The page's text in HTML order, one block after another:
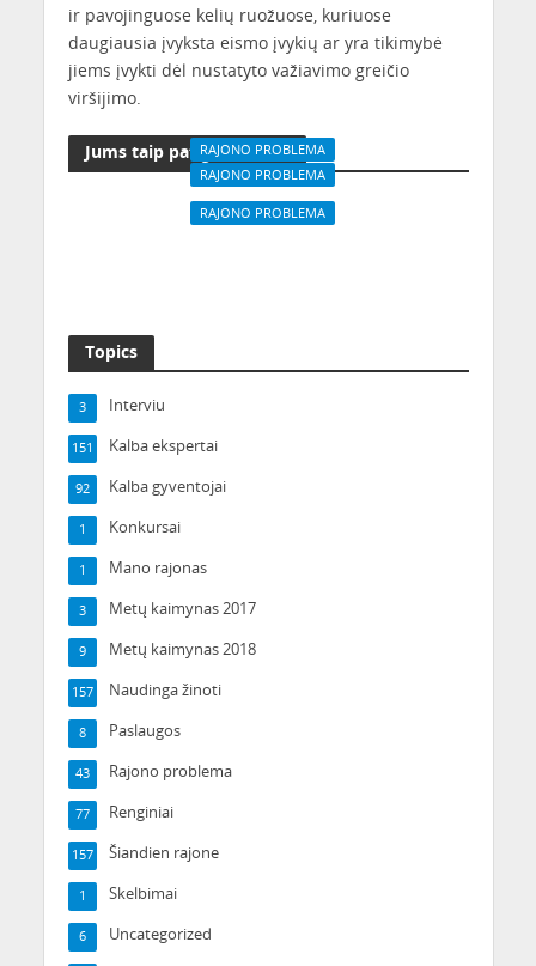
ir pavojinguose kelių ruožuose, kuriuose
daugiausia įvyksta eismo įvykių ar yra tikimybė
jiems įvykti dėl nustatyto važiavimo greičio
viršijimo.
Jums taip pat gali patikti
RAJONO PROBLEMA
Dėl kaimynų
neatsakingumo - 30
RAJONO PROBLEMA
Lauko kavinės:
kurioms karantinas
RAJONO PROBLEMA
Topics
Interviu
3
Kalba ekspertai
151
Kalba gyventojai
92
Konkursai
1
Mano rajonas
1
Metų kaimynas 2017
3
Metų kaimynas 2018
9
Naudinga žinoti
157
Paslaugos
8
Rajono problema
43
Renginiai
77
Šiandien rajone
157
Skelbimai
1
Uncategorized
6